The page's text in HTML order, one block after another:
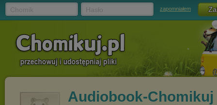
zapomniałem
Audiobook-Chomikuj